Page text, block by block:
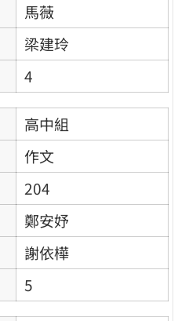
馬薇
梁建玲
4
高中組
作文
204
鄭安妤
謝依樺
5